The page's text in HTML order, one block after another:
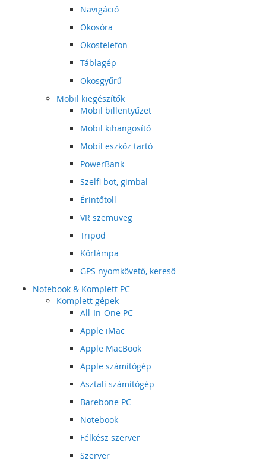
Navigáció
Okosóra
Okostelefon
Táblagép
Okosgyűrű
Mobil kiegészítők
Mobil billentyűzet
Mobil kihangosító
Mobil eszköz tartó
PowerBank
Szelfi bot, gimbal
Érintőtoll
VR szemüveg
Tripod
Körlámpa
GPS nyomkövető, kereső
Notebook & Komplett PC
Komplett gépek
All-In-One PC
Apple iMac
Apple MacBook
Apple számítógép
Asztali számítógép
Barebone PC
Notebook
Félkész szerver
Szerver